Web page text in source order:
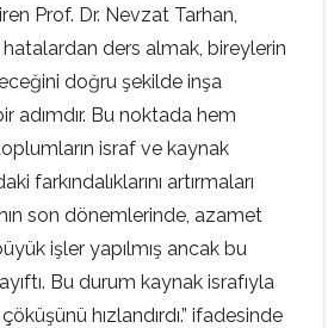
Prof. Dr. Nevzat Tarhan,
ders almak, bireylerin
doğru şekilde inşa
adımdır. Bu noktada hem
israf ve kaynak
farkındalıklarını artırmaları
son dönemlerinde, azamet
işler yapılmış ancak bu
Bu durum kaynak israfıyla
hızlandırdı.” ifadesinde